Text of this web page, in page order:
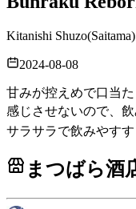
Kitanishi Shuzo(Saitama)
2024-08-08
甘みが控えめで口当
感じさせないので、
サラサラで飲みやすす
まつばら酒